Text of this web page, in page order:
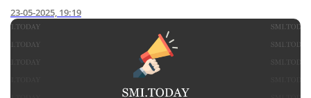
23-05-2025, 19:19